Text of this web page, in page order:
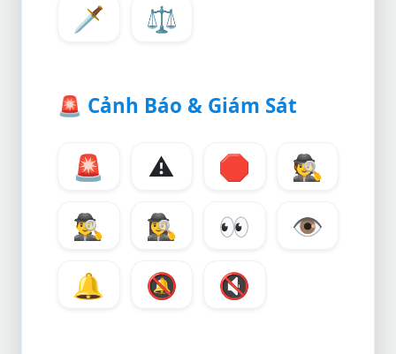
🗡️
⚖️
🚨 Cảnh Báo & Giám Sát
🚨 ⚠️ 🛑
🕵️
🕵️‍♂️
🕵️‍♀️ 👀
👁️
🔔
🔕 🔇